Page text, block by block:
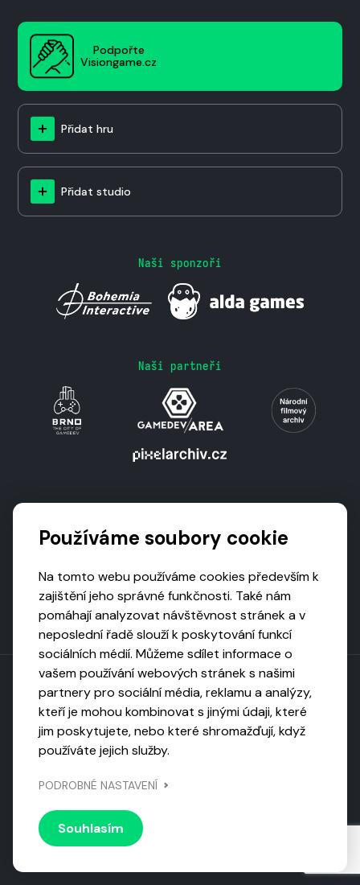
Podpořte
Visiongame.cz
Přidat hru
Přidat studio
Naši sponzoři
Naši partneři
Toto dílo podléhá licenci CC BY-NC-ND
Uveďte původ, neužívejte komerčně, nezpracovávejte.
Národní knihovnou ČR
© 2026 Visiongame. Všechna práva vyhrazena.
ochrany soukromí
Používáme soubory cookie
Na tomto webu používáme cookies především k
zajištění jeho správné funkčnosti. Také nám
pomáhají analyzovat návštěvnost stránek a v
neposlední řadě slouží k poskytování funkcí
sociálních médií. Můžeme sdílet informace o
vašem používání webových stránek s našimi
partnery pro sociální média, reklamu a analýzy,
kteří je mohou kombinovat s jinými údaji, které
jim poskytujete, nebo které shromažďují, když
používáte jejich služby.
PODROBNÉ NASTAVENÍ
Souhlasím